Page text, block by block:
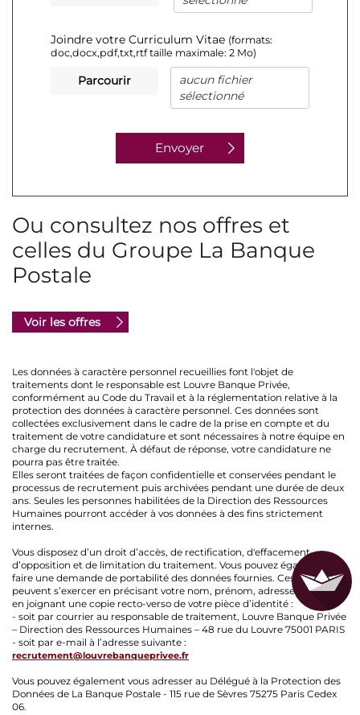
Joindre votre Curriculum Vitae (formats:
doc,docx,pdf,txt,rtf taille maximale: 2 Mo)
Parcourir
aucun fichier
sélectionné
Ou consultez nos offres et
celles du Groupe La Banque
Postale
Voir les offres
Les données à caractère personnel recueillies font l'objet de
traitements dont le responsable est Louvre Banque Privée,
conformément au Code du Travail et à la réglementation relative à la
protection des données à caractère personnel. Ces données sont
collectées exclusivement dans le cadre de la prise en compte et du
traitement de votre candidature et sont nécessaires à notre équipe en
charge du recrutement. À défaut de réponse, votre candidature ne
pourra pas être traitée.
Elles seront traitées de façon confidentielle et conservées pendant le
processus de recrutement puis archivées pendant une durée de deux
ans. Seules les personnes habilitées de la Direction des Ressources
Humaines pourront accéder à vos données à des fins strictement
internes.
Vous disposez d’un droit d’accès, de rectification, d'effacement,
d’opposition et de limitation du traitement. Vous pouvez également
faire une demande de portabilité des données fournies. Ces droits
peuvent s’exercer en précisant votre nom, prénom, adresse postale et
en joignant une copie recto-verso de votre pièce d’identité :
- soit par courrier au responsable de traitement, Louvre Banque Privée
– Direction des Ressources Humaines – 48 rue du Louvre 75001 PARIS
- soit par e-mail à l’adresse suivante :
recrutement@louvrebanqueprivee.fr
Vous pouvez également vous adresser au Délégué à la Protection des
Données de La Banque Postale - 115 rue de Sèvres 75275 Paris Cedex
06.